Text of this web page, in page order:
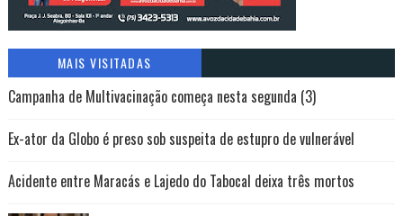
MAIS VISITADAS
Campanha de Multivacinação começa nesta segunda (3)
Ex-ator da Globo é preso sob suspeita de estupro de vulnerável
Acidente entre Maracás e Lajedo do Tabocal deixa três mortos